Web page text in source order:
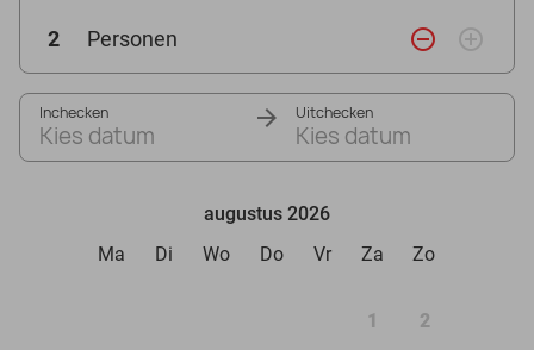
2 Personen remove_circle_outline add_circle_outline
Inchecken
Kies datum
Uitchecken
Kies datum
augustus 2026
Ma
Di Wo Do Vr Za Zo
1 2